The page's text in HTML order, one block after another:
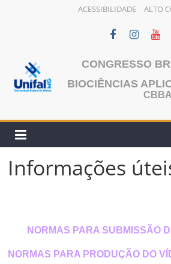
ACESSIBILIDADE ALTO
conteúdo
CONGRESSO
BIOCIÊNCIAS
Informações
NORMAS PARA SUBMISSÃO
NORMAS PARA PRODUÇÃO DO